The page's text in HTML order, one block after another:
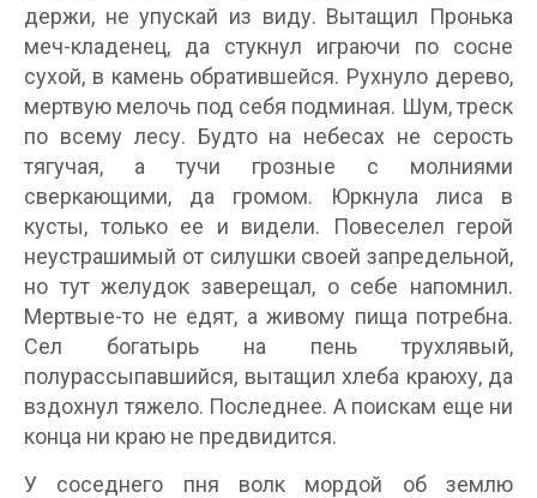
держи, не упускай из виду. Вытащил Пронька
меч-кладенец, да стукнул играючи по сосне
сухой, в камень обратившейся. Рухнуло дерево,
мертвую мелочь под себя подминая. Шум, треск
по всему лесу. Будто на небесах не серость
тягучая, а тучи грозные с молниями
сверкающими, да громом. Юркнула лиса в
кусты, только ее и видели. Повеселел герой
неустрашимый от силушки своей запредельной,
но тут желудок заверещал, о себе напомнил.
Мертвые-то не едят, а живому пища потребна.
Сел богатырь на пень трухлявый,
полурассыпавшийся, вытащил хлеба краюху, да
вздохнул тяжело. Последнее. А поискам еще ни
конца ни краю не предвидится.
У соседнего пня волк мордой об землю